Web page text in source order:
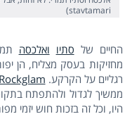
stavtamari)
החיים של סתיו ואלכסה
מחזיקות בעסק מצליח, הן
רגליים על הקרקע. Rockglam
ממשיך לגדול ולהתפתח
היו, וכל זה בזכות חוש יזמי